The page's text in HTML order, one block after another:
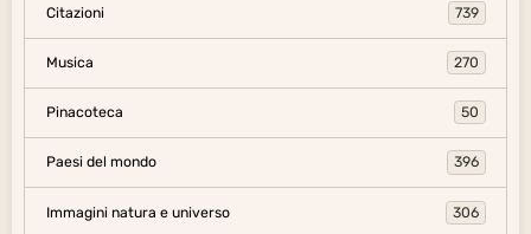
Citazioni 739
Musica 270
Pinacoteca 50
Paesi del mondo 396
Immagini natura e universo 306